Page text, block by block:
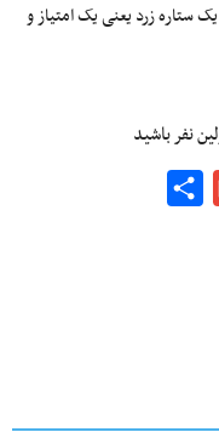
ستاره زرد یعنی یک امتیاز و
نفر باشید
Gmail